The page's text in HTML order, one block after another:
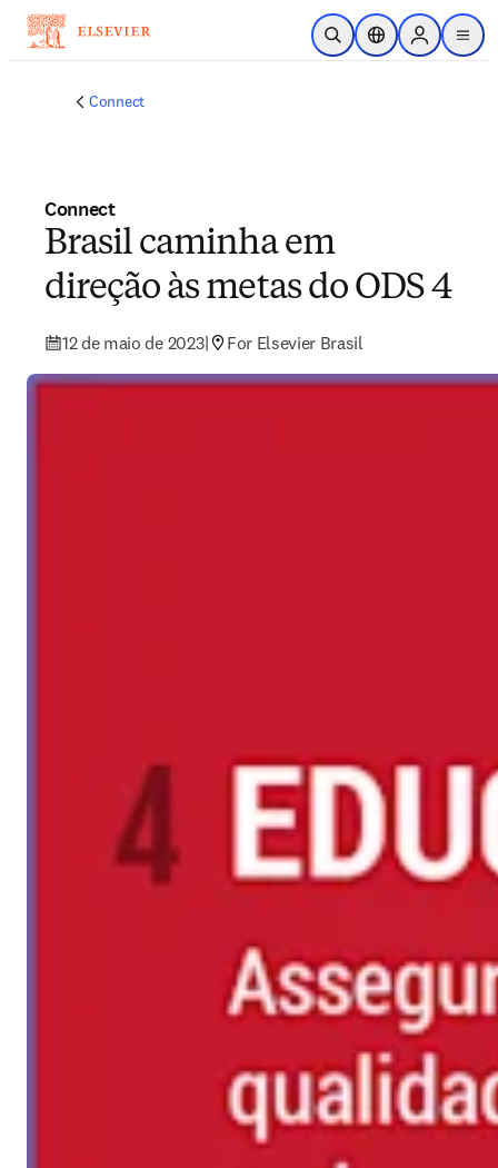
Ir para o conteúdo principal
Pesquisa aberta
Seletor deSign in to
menu
Connect
Connect
Brasil caminha em
direção às metas do ODS 4
12 de maio de 2023| For Elsevier Brasil